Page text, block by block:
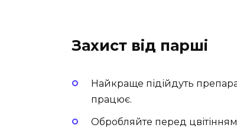
Захист від парші
Найкраще підійдуть
працює.
Обробляйте перед цвітінням